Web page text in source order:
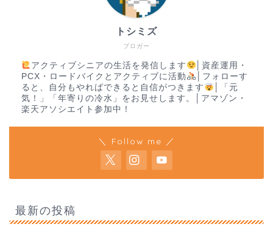
ブロガー
トシミズ
アクティブシニアの生活を発信します
│資産運用・
PCX・ロードバイクとアクティブに活動
│フォローす
ると、自分もやればできると自信がつきます
│「元
気！」「年寄りの冷水」をお見せします。│アマゾン・
楽天アソシエイト参加中！
＼ Follow me ／
最新の投稿